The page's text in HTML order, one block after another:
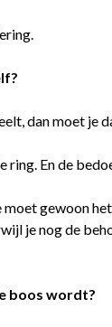
dan moet je
ring. En de
moet gewoon het
je nog de
boos wordt?